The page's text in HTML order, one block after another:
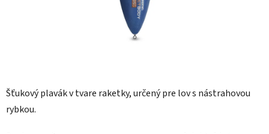
Šťukový plavák v tvare raketky, určený pre lov s nástrahovou
rybkou.